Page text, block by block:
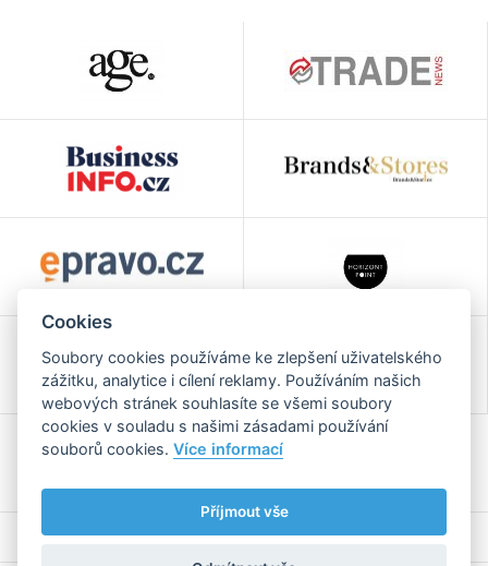
Cookies
Soubory cookies používáme ke zlepšení uživatelského
zážitku, analytice i cílení reklamy. Používáním našich
webových stránek souhlasíte se všemi soubory
cookies v souladu s našimi zásadami používání
souborů cookies.Více informací
Příjmout vše